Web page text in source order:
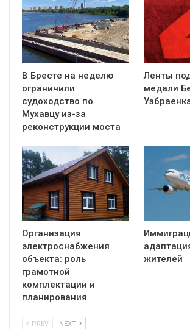
В Бресте на неделю
ограничили
судоходство по
Мухавцу из-за
реконструкции моста
Ленты
медали
Организация
электроснабжения
объекта: роль
грамотной
комплектации и
планирования
жителей
PREV NEXT